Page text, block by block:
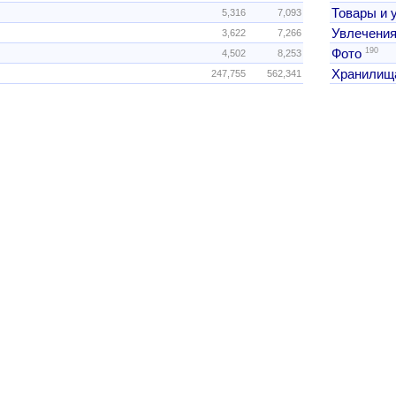
5,316
7,093
3,622
7,266
4,502
8,253
247,755
562,341
Товары и
Фото 190